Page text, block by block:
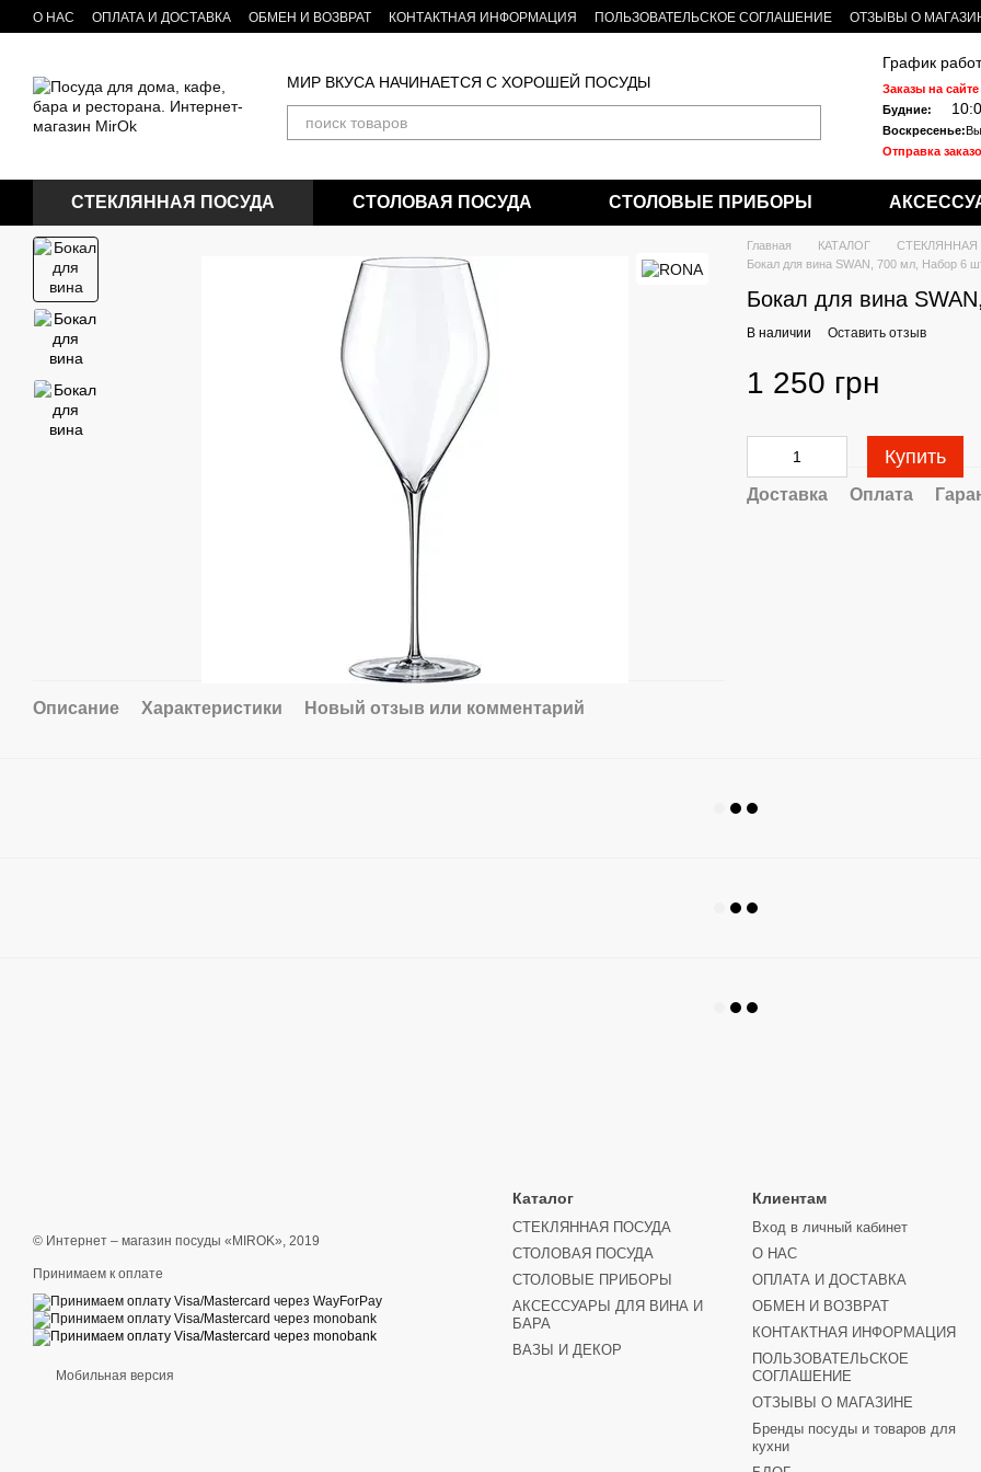
Перейти к основному контенту
О НАС ОПЛАТА И ДОСТАВКА ОБМЕН И ВОЗВРАТ КОНТАКТНАЯ ИНФОРМАЦИЯ ПОЛЬЗОВАТЕЛЬСКОЕ СОГЛАШЕНИЕ
ОТЗЫВЫ О
МИР ВКУСА НАЧИНАЕТСЯ С ХОРОШЕЙ ПОСУДЫ
График
Заказы на
Будние:
Воскресенье:
Отправка
СТЕКЛЯННАЯ ПОСУДА СТОЛОВАЯ ПОСУДА СТОЛОВЫЕ ПРИБОРЫ
Описание Характеристики Новый отзыв или комментарий
Главная КАТАЛОГ
Бокал для вина SWAN, 700 мл, Набор 6
Бокал для вина
В наличии Оставить отзыв
1 250 грн
Купить
Доставка Оплата
© Интернет – магазин посуды «MIROK», 2019
Принимаем к оплате
Мобильная версия
Каталог
СТЕКЛЯННАЯ ПОСУДА
СТОЛОВАЯ ПОСУДА
СТОЛОВЫЕ ПРИБОРЫ
АКСЕССУАРЫ ДЛЯ ВИНА И
БАРА
ВАЗЫ И ДЕКОР
Клиентам
Вход в личный кабинет
О НАС
ОПЛАТА И ДОСТАВКА
ОБМЕН И ВОЗВРАТ
КОНТАКТНАЯ ИНФОРМАЦИЯ
ПОЛЬЗОВАТЕЛЬСКОЕ
СОГЛАШЕНИЕ
ОТЗЫВЫ О МАГАЗИНЕ
Бренды посуды и товаров для
кухни